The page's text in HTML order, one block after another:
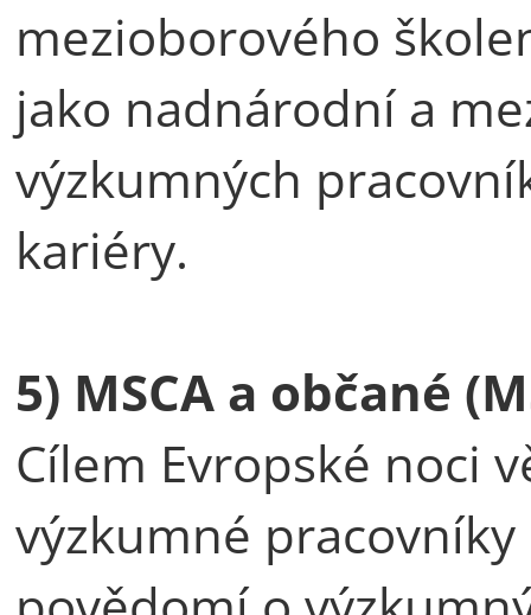
mezioborového
jako nadnárodní a
výzkumných
kariéry.
5) MSCA a občané
Cílem Evropské noci
výzkumné